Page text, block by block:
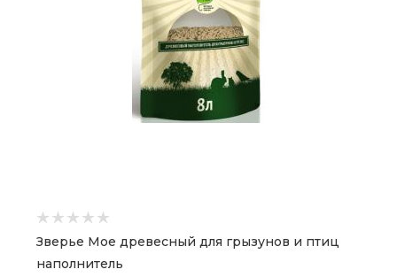
Зверье Мое древесный для грызунов и птиц
наполнитель